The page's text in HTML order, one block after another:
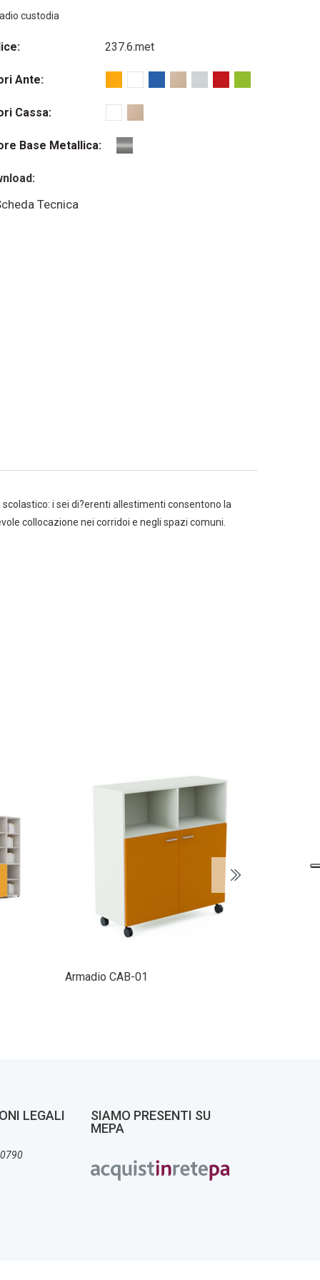
custodia
237.6.met
Ante:
Cassa:
Base Metallica:
Tecnica
i sei di?erenti allestimenti consentono la
collocazione nei corridoi e negli spazi comuni.
Armadio CAB-01
LEGALI
SIAMO PRESENTI SU
MEPA